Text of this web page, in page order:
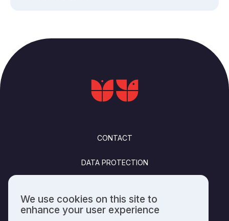
CONTACT
DATA PROTECTION
PUBLISHING INFO
Use
of
We use cookies on this site to
enhance your user experience